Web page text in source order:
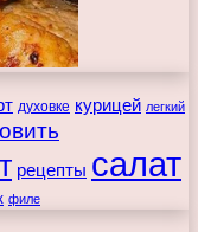
духовке курицей легкий
рецепты салат
филе